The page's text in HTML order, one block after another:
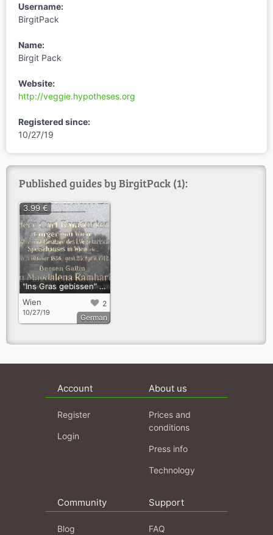
Username:
BirgitPack
Name:
Birgit Pack
Website:
http://veggie.hypotheses.org
Registered since:
10/27/19
Published guides by BirgitPack (1):
"Ins Gras gebissen" Vegetariergräber am Zentralfriedhof
2
Wien
10/27/19
3.99 €
German
Account
Register
Login
About us
Prices and
conditions
Press info
Technology
Community
Blog
Support
FAQ